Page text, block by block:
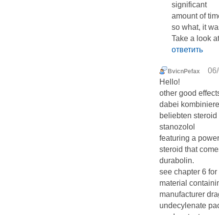
significant
amount of
so what, it
Take a look
ответить
BvicnPefax
Hello!
other good
dabei
beliebten
stanozolol
featuring a
steroid that
durabolin.
see chapter 6
material
manufacturer
undecylenate